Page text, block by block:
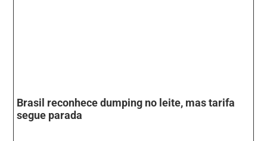
Brasil reconhece dumping no leite, mas tarifa
segue parada